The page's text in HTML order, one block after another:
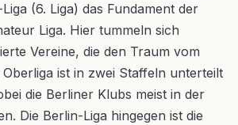
(6. Liga) das Fundament der
Liga. Hier tummeln sich
Vereine, die den Traum vom
ist in zwei Staffeln unterteilt
die Berliner Klubs meist in der
Die Berlin-Liga hingegen ist die